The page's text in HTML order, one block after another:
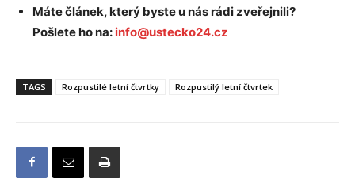
Máte článek, který byste u nás rádi zveřejnili?
Pošlete ho na: info@ustecko24.cz
TAGS Rozpustilé letní čtvrtky Rozpustilý letní čtvrtek